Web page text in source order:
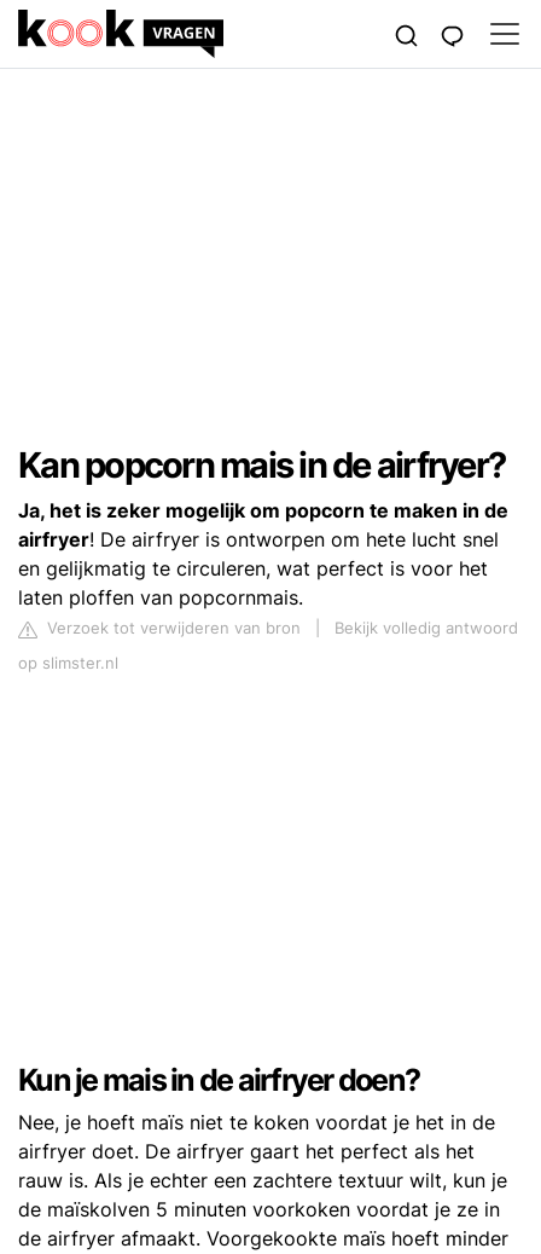
Kan popcorn mais in de airfryer?
Ja, het is zeker mogelijk om popcorn te maken in de
airfryer! De airfryer is ontworpen om hete lucht snel
en gelijkmatig te circuleren, wat perfect is voor het
laten ploffen van popcornmais.
Verzoek tot verwijderen van bron
Bekijk volledig antwoord
op slimster.nl
Kun je mais in de airfryer doen?
Nee, je hoeft maïs niet te koken voordat je het in de
airfryer doet. De airfryer gaart het perfect als het
rauw is. Als je echter een zachtere textuur wilt, kun je
de maïskolven 5 minuten voorkoken voordat je ze in
de airfryer afmaakt. Voorgekookte maïs hoeft minder